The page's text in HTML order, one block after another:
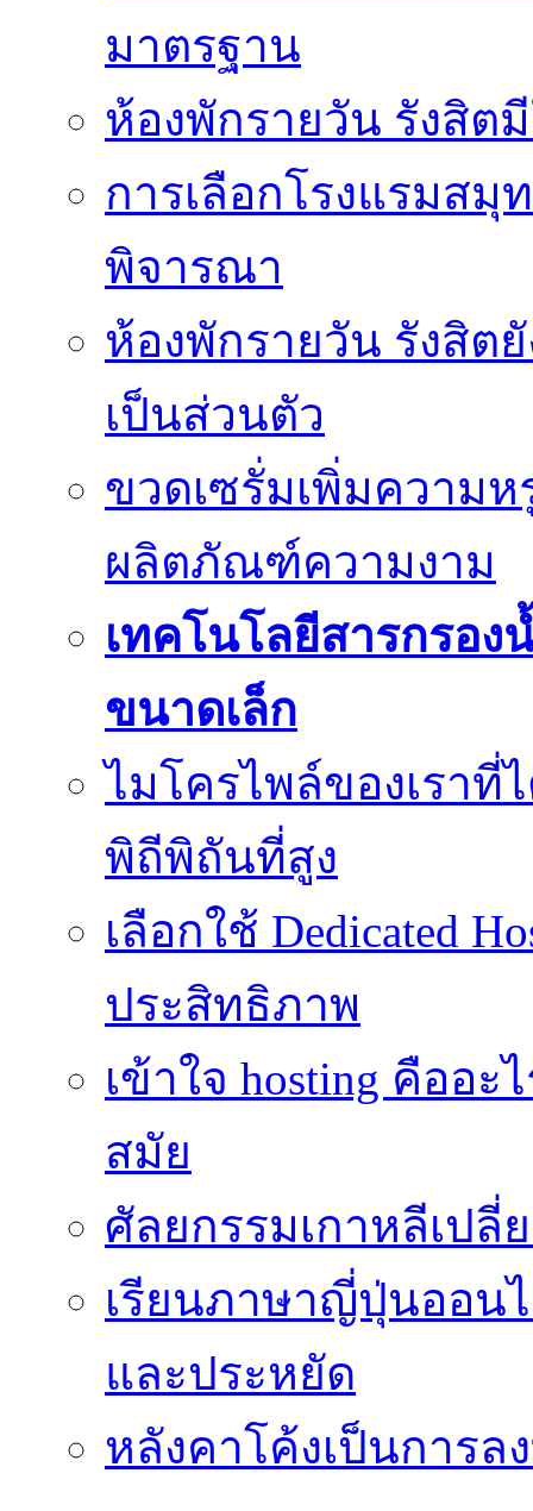
มาตรฐาน
ห้องพักรายวัน รังสิต
การเลือกโรงแรมสมุ
พิจารณา
ห้องพักรายวัน รังสิต
เป็นส่วนตัว
ขวดเซรั่มเพิ่มความ
ผลิตภัณฑ์ความงาม
เทคโนโลยีสารกรอ
ขนาดเล็ก
ไมโครไพล์ของเรา
พิถีพิถันที่สูง
เลือกใช้ Dedicated
ประสิทธิภาพ
เข้าใจ hosting คืออ
สมัย
ศัลยกรรมเกาหลีเปลี่
เรียนภาษาญี่ปุ่นออน
และประหยัด
หลังคาโค้งเป็นการ